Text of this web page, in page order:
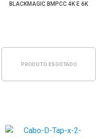
BLACKMAGIC BMPCC 4K E 6K
PRODUTO ESGOTADO